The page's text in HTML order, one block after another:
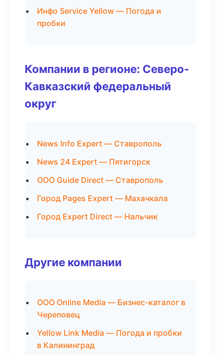
Инфо Service Yellow — Погода и
пробки
Компании в регионе: Северо-
Кавказский федеральный
округ
News Info Expert — Ставрополь
News 24 Expert — Пятигорск
ООО Guide Direct — Ставрополь
Город Pages Expert — Махачкала
Город Expert Direct — Нальчик
Другие компании
ООО Online Media — Бизнес-каталог в
Череповец
Yellow Link Media — Погода и пробки
в Калининград